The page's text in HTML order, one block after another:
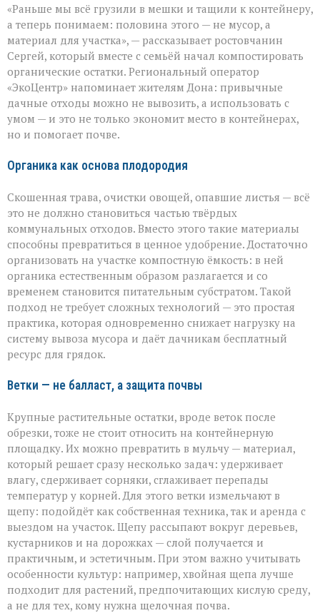
мусора
к
пользе:
как
превратить
отходы
в
ресурс
«Раньше мы всё грузили в мешки и тащили к контейнеру,
а теперь понимаем: половина этого — не мусор, а
материал для участка», — рассказывает ростовчанин
Сергей, который вместе с семьёй начал компостировать
органические остатки. Региональный оператор
«ЭкоЦентр» напоминает жителям Дона: привычные
дачные отходы можно не вывозить, а использовать с
умом — и это не только экономит место в контейнерах,
но и помогает почве.
Органика как основа плодородия
Скошенная трава, очистки овощей, опавшие листья — всё
это не должно становиться частью твёрдых
коммунальных отходов. Вместо этого такие материалы
способны превратиться в ценное удобрение. Достаточно
организовать на участке компостную ёмкость: в ней
органика естественным образом разлагается и со
временем становится питательным субстратом. Такой
подход не требует сложных технологий — это простая
практика, которая одновременно снижает нагрузку на
систему вывоза мусора и даёт дачникам бесплатный
ресурс для грядок.
Ветки — не балласт, а защита почвы
Крупные растительные остатки, вроде веток после
обрезки, тоже не стоит относить на контейнерную
площадку. Их можно превратить в мульчу — материал,
который решает сразу несколько задач: удерживает
влагу, сдерживает сорняки, сглаживает перепады
температур у корней. Для этого ветки измельчают в
щепу: подойдёт как собственная техника, так и аренда с
выездом на участок. Щепу рассыпают вокруг деревьев,
кустарников и на дорожках — слой получается и
практичным, и эстетичным. При этом важно учитывать
особенности культур: например, хвойная щепа лучше
подходит для растений, предпочитающих кислую среду,
а не для тех, кому нужна щелочная почва.